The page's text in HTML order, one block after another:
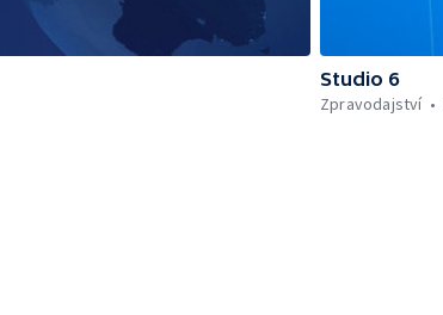
Studio 6
Zpravodajství